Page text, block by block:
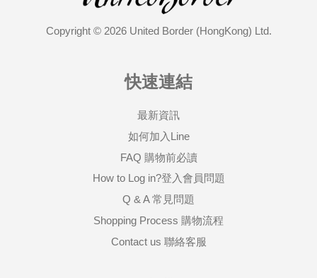
Copyright © 2026 United Border (HongKong) Ltd.
快速連結
最新資訊
如何加入Line
FAQ 購物前必讀
How to Log in?登入會員問題
Q & A 常見問題
Shopping Process 購物流程
Contact us 聯絡客服